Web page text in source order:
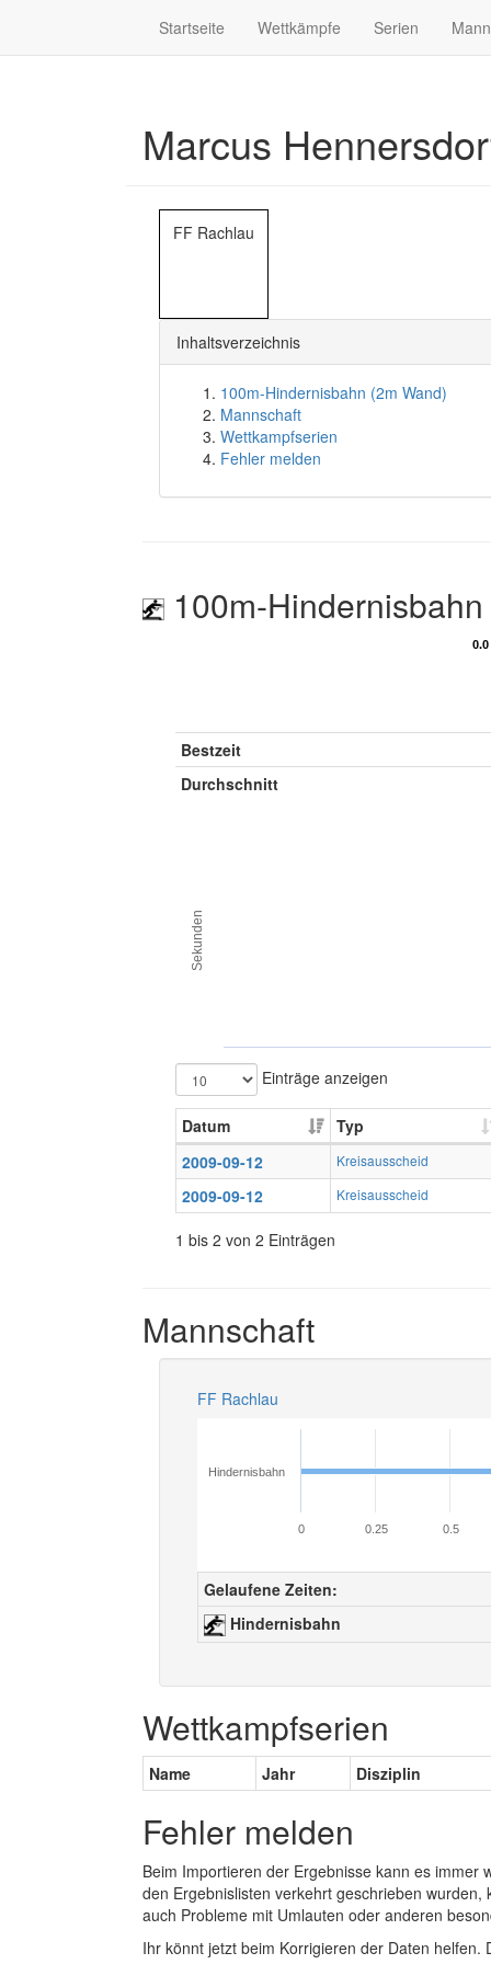
Startseite Wettkämpfe Serien
Marcus
FF Rachlau
Inhaltsverzeichnis
100m-Hindernisbahn (2m Wand)
Mannschaft
Wettkampfserien
Fehler melden
100m-
Bestzeit
Durchschnitt
Sekunden
Einträge anzeigen
Datum
Typ
2009-09-12
Kreisausscheid
2009-09-12 Kreisausscheid
1 bis 2 von 2 Einträgen
Mannschaft
FF Rachlau
Hindernisbahn
0 0.25 0.5
Gelaufene Zeiten:
Hindernisbahn
Wettkampfserien
Name Jahr Disziplin
Fehler melden
Beim Importieren der Ergebnisse kann es
den Ergebnislisten verkehrt geschrieben
auch Probleme mit Umlauten oder anderen
Ihr könnt jetzt beim Korrigieren der Daten